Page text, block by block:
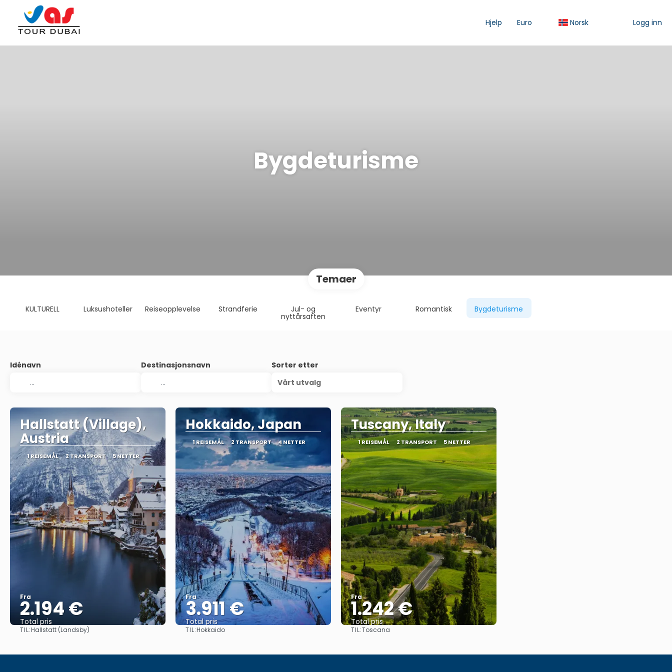
Hjelp Euro Norsk Logg inn
Bygdeturisme
Temaer
KULTURELL Luksushoteller Reiseopplevelse Strandferie Jul- og
nyttårsaften
Eventyr Romantisk Bygdeturisme
Idénavn Destinasjonsnavn
Sorter etter
Vårt utvalg
Hallstatt (Village),
Austria
1 REISEMÅL 2 TRANSPORT 5 NETTER
Fra
2.194 €
Total pris
Se
TIL:Hallstatt (Landsby)
Hokkaido, Japan
1 REISEMÅL 2 TRANSPORT 4 NETTER
Fra
3.911 €
Total pris
TIL:Hokkaido
Tuscany, Italy
1 REISEMÅL 2 TRANSPORT 5 NETTER
Fra
1.242 €
Total pris
TIL:Toscana